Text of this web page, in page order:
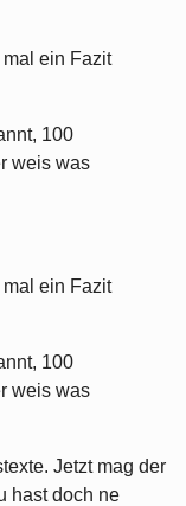
ein Fazit
100
weis was
ein Fazit
100
weis was
Jetzt mag der
hast doch ne